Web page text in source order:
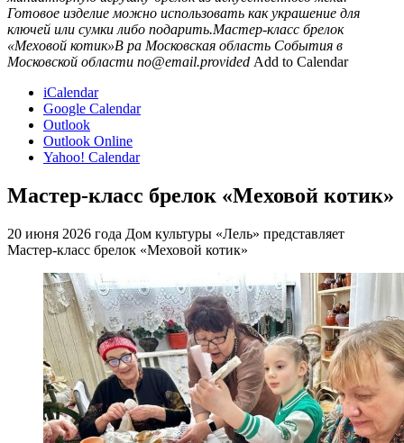
Готовое изделие можно использовать как украшение для
ключей или сумки либо подарить.Мастер-класс брелок
«Меховой котик»В ра Московская область События в
Московской области no@email.provided Add to Calendar
iCalendar
Google Calendar
Outlook
Outlook Online
Yahoo! Calendar
Мастер-класс брелок «Меховой котик»
20 июня 2026 года Дом культуры «Лель» представляет
Мастер-класс брелок «Меховой котик»